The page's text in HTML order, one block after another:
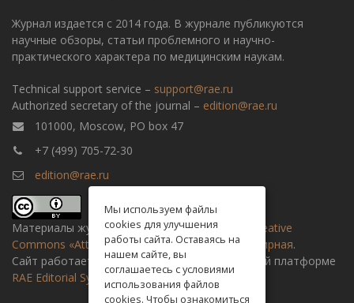
Журнал издается с 2014 года. В журнале публикуются
научные обзоры, статьи проблемного и научно-
практического характера по медицинским наукам.
Technical support service – support@rae.ru
Authorized secretary of the journal – edition@rae.ru
101000, Moscow, PO box 47
+7 (499) 705-72-30
edition@rae.ru
Материалы журнала доступны полицензии Creative
Commons «Attribution» («Атрибуция») 4.0 Всемирная.
Сайт работает на универсальной издательской платформе
RAE Editorial System
Мы используем файлы
cookies для улучшения
работы сайта. Оставаясь на
нашем сайте, вы
соглашаетесь с условиями
использования файлов
cookies. Чтобы ознакомиться